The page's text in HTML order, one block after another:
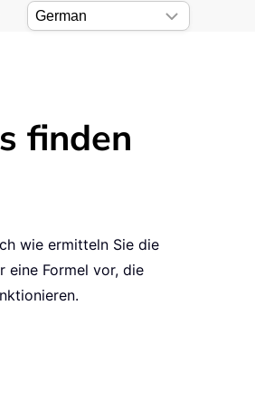
finden
wie ermitteln Sie die
eine Formel vor, die